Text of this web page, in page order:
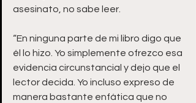
asesinato, no sabe leer.
“En ninguna parte de mi libro digo que
él lo hizo. Yo simplemente ofrezco esa
evidencia circunstancial y dejo que el
lector decida. Yo incluso expreso de
manera bastante enfática que no